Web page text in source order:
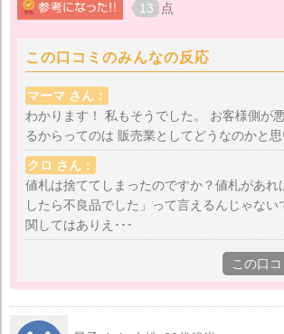
販売側の過失の可能性が少しでもある
こわしたかもしれないから返金も交換
てありえません。もう二度と使いませ
知人もサイズ交換で送料無料のものを
料も払わされたそうです。（3回分、届
再度届く分ととられたそうです）もう2
ん。
13 点
この口コミのみんなの反応
マーマ さん：
わかります！ 私もそうでした。 お客様側が
るからってのは 販売業としてどうなのかと
クロ さん：
値札は捨ててしまったのですか？値札があれ
したら不良品でした」って言えるんじゃない
関してはありえ･･･
この口